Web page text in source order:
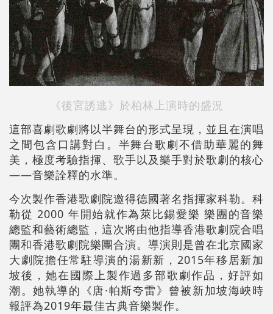
《後宮誘逃》於柏林上演時的盛況
這部喜劇歌劇將以半舞台的形式呈現，並且在演唱
之間包含口講對白。半舞台歌劇不借助華麗的舞
美，極度考驗指揮、歌手以及樂手對於歌劇的核心
——音樂詮釋的水準。
今次製作香港歌劇院邀得德國著名指揮家科勒。科
勒從 2000 年開始就作為萊比錫愛樂 樂團的音樂
總監和藝術總監，這次將由他指導香港歌劇院合唱
團和香港歌劇院樂團合演。導演則是曾在北京國家
大劇院擔任常駐導演的湯新新，2015年移居新加
坡後，她在國際上製作過多部歌劇作品，好評如
潮。她執導的《唐·帕斯夸雷》曾被新加坡海峽時
報評為2019年最佳古典音樂製作。